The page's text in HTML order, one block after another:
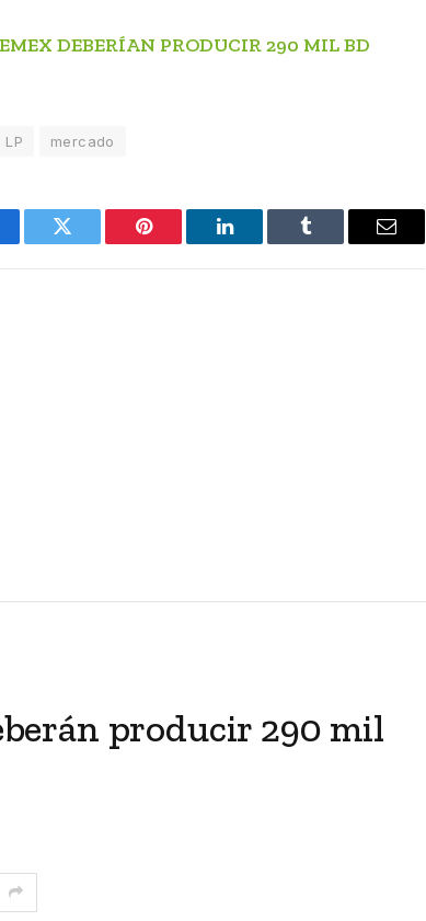
DEBERÍAN PRODUCIR 290 MIL BD
LP mercado
Twitter Pinterest LinkedIn Tumblr Email
producir 290 mil